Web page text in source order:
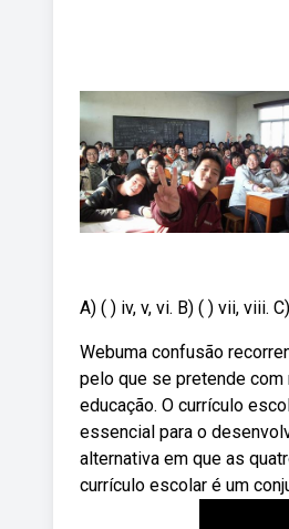
A) ( ) iv, v, vi. B) ( ) vii, viii.
Webuma confusão
pelo que se pretende
educação. O currículo
essencial para o
alternativa em que as
currículo escolar é um